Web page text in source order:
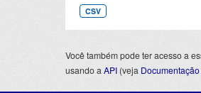
CSV
Você também pode ter acesso a
usando a API (veja